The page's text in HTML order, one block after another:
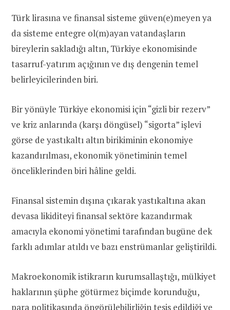
Türk lirasına ve finansal sisteme güven(e)meyen ya
da sisteme entegre ol(m)ayan vatandaşların
bireylerin sakladığı altın, Türkiye ekonomisinde
tasarruf-yatırım açığının ve dış dengenin temel
belirleyicilerinden biri.
Bir yönüyle Türkiye ekonomisi için “gizli bir rezerv”
ve kriz anlarında (karşı döngüsel) “sigorta” işlevi
görse de yastıkaltı altın birikiminin ekonomiye
kazandırılması, ekonomik yönetiminin temel
önceliklerinden biri hâline geldi.
Finansal sistemin dışına çıkarak yastıkaltına akan
devasa likiditeyi finansal sektöre kazandırmak
amacıyla ekonomi yönetimi tarafından bugüne dek
farklı adımlar atıldı ve bazı enstrümanlar geliştirildi.
Makroekonomik istikrarın kurumsallaştığı, mülkiyet
haklarının şüphe götürmez biçimde korunduğu,
para politikasında öngörülebilirliğin tesis edildiği ve